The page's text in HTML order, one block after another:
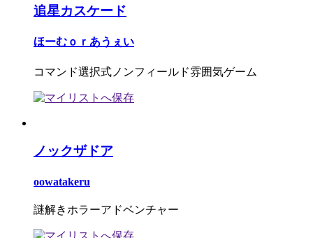
追星カスケード
ほーむｏｒあうぇい
コマンド選択式ノンフィールド雰囲気ゲーム
ノックザドア
oowatakeru
謎解きホラーアドベンチャー